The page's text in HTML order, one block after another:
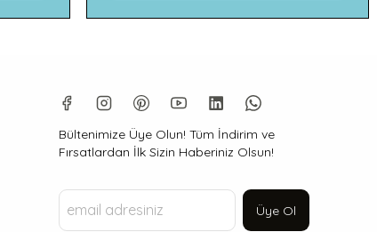
Bültenimize Üye Olun! Tüm İndirim ve
Fırsatlardan İlk Sizin Haberiniz Olsun!
Üye Ol